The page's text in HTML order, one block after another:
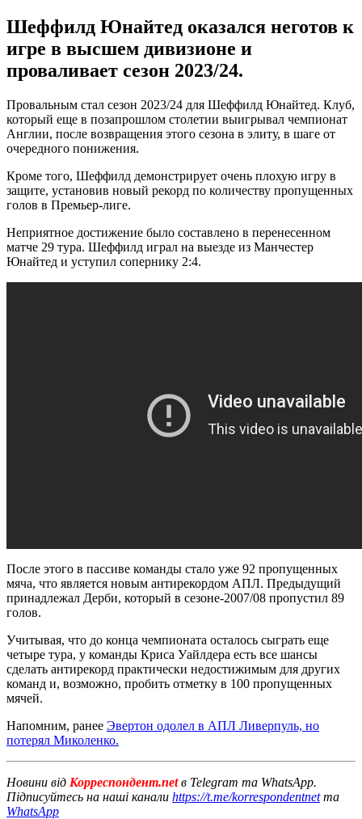
Шеффилд Юнайтед оказался неготов к
игре в высшем дивизионе и
проваливает сезон 2023/24.
Провальным стал сезон 2023/24 для Шеффилд Юнайтед. Клуб,
который еще в позапрошлом столетии выигрывал чемпионат
Англии, после возвращения этого сезона в элиту, в шаге от
очередного понижения.
Кроме того, Шеффилд демонстрирует очень плохую игру в
защите, установив новый рекорд по количеству пропущенных
голов в Премьер-лиге.
Неприятное достижение было составлено в перенесенном
матче 29 тура. Шеффилд играл на выезде из Манчестер
Юнайтед и уступил сопернику 2:4.
После этого в пассиве команды стало уже 92 пропущенных
мяча, что является новым антирекордом АПЛ. Предыдущий
принадлежал Дерби, который в сезоне-2007/08 пропустил 89
голов.
Учитывая, что до конца чемпионата осталось сыграть еще
четыре тура, у команды Криса Уайлдера есть все шансы
сделать антирекорд практически недостижимым для других
команд и, возможно, пробить отметку в 100 пропущенных
мячей.
Напомним, ранее Эвертон одолел в АПЛ Ливерпуль, но
потерял Миколенко.
Новини від Корреспондент.netв Telegram та WhatsApp.
Підписуйтесь на наші канали https://t.me/korrespondentnetта
WhatsApp